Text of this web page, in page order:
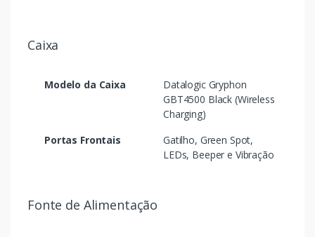
Caixa
Modelo da Caixa
Datalogic Gryphon
GBT4500 Black (Wireless
Charging)
Portas Frontais
Gatilho, Green Spot,
LEDs, Beeper e Vibração
Fonte de Alimentação